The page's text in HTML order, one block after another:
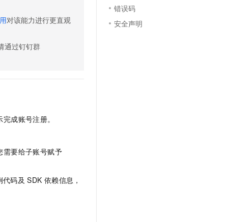
对该能力进行更直观
通过钉钉群
成账号注册。
需要给子账号赋予
代码及 SDK 依赖信息，
错误码
安全声明
别商机，让客服更高效、服务更出色。
精选AI产品，从模型到应用全链提效
SSL 证书
堡垒机